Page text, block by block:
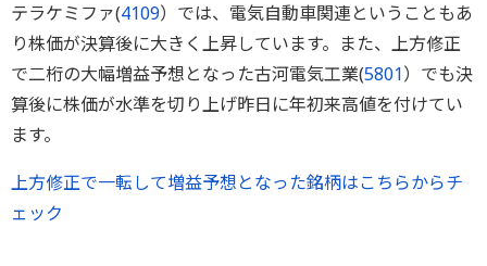
テラケミファ(4109）では、電気自動車関連ということもあ
り株価が決算後に大きく上昇しています。また、上方修正
で二桁の大幅増益予想となった古河電気工業(5801）でも決
算後に株価が水準を切り上げ昨日に年初来高値を付けてい
ます。
上方修正で一転して増益予想となった銘柄はこちらからチ
ェック